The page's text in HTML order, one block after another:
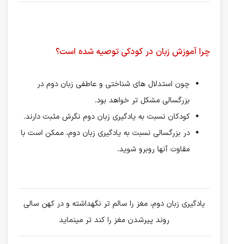
چرا آموزش زبان در کودکی توصیه شده است؟
چون استدلال های شناختی و عاطفی زبان دوم در
بزرگسالی مشکل تر خواهد بود.
کودکان نسبت به یادگیری زبان دوم نگرش مثبت دارند.
در بزرگسالی نسبت به یادگیری زبان دوم، ممکن است با
مقاوت آنها روبرو شوید.
یادگیری زبان دوم، مغز را سالم تر نگهداشته و در کهن سالی
روند پیرشدن مغز را کند تر مینماید